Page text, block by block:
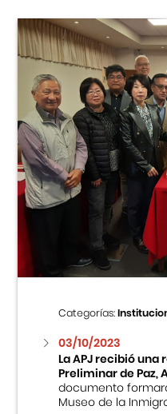
Categorías:
03/10/2023
La APJ recibió
Preliminar de Paz,
documento
Museo de la